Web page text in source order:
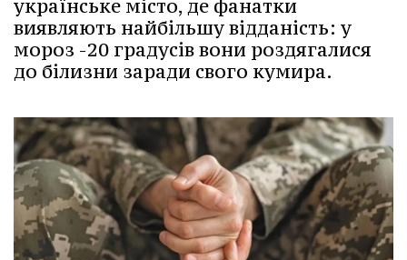
українське місто, де фанатки
виявляють найбільшу відданість: у
мороз -20 градусів вони роздягалися
до білизни заради свого кумира.